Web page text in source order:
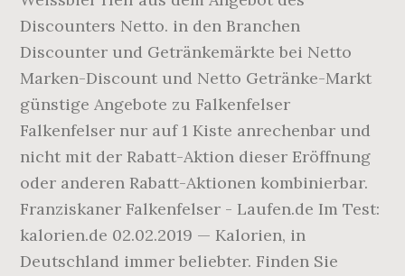
Discounters Netto. in den Branchen
Discounter und Getränkemärkte bei Netto
Marken-Discount und Netto Getränke-Markt
günstige Angebote zu Falkenfelser
Falkenfelser nur auf 1 Kiste anrechenbar und
nicht mit der Rabatt-Aktion dieser Eröffnung
oder anderen Rabatt-Aktionen kombinierbar.
Franziskaner Falkenfelser - Laufen.de Im Test:
kalorien.de 02.02.2019 — Kalorien, in
Deutschland immer beliebter. Finden Sie